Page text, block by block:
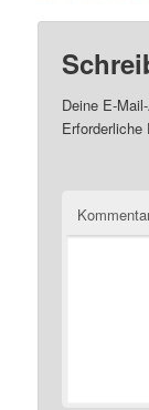
Deine E-